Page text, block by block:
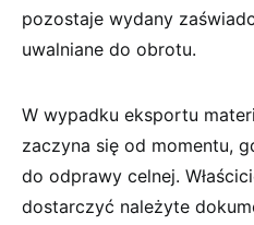
pozostaje wydany
uwalniane do obrotu.
W wypadku eksportu
zaczyna się od momentu,
do odprawy celnej.
dostarczyć należyte